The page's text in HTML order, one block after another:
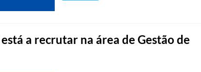
a recrutar na área de Gestão de